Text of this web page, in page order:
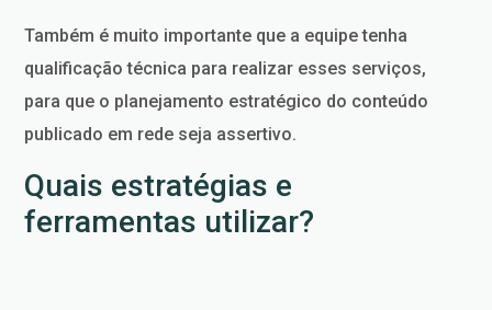
Também é muito importante que a equipe tenha
qualificação técnica para realizar esses serviços,
para que o planejamento estratégico do conteúdo
publicado em rede seja assertivo.
Quais estratégias e
ferramentas utilizar?